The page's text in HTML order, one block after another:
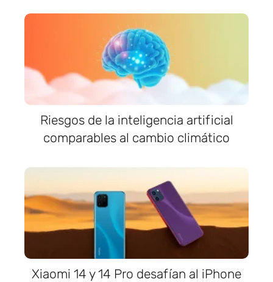
Riesgos de la inteligencia artificial
comparables al cambio climático
Xiaomi 14 y 14 Pro desafían al iPhone